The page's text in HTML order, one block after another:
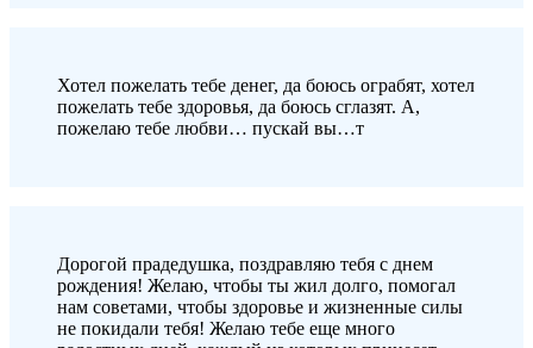
Хотел пожелать тебе денег, да боюсь ограбят, хотел
пожелать тебе здоровья, да боюсь сглазят. А,
пожелаю тебе любви… пускай вы…т
Дорогой прадедушка, поздравляю тебя с днем
рождения! Желаю, чтобы ты жил долго, помогал
нам советами, чтобы здоровье и жизненные силы
не покидали тебя! Желаю тебе еще много